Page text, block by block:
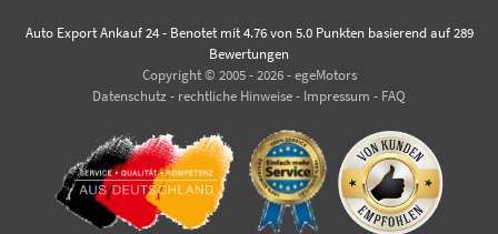
Auto Export Ankauf 24- Benotet mit 4.76von 5.0 Punkten basierend auf 289
Bewertungen
Copyright © 2005 - 2026 - egeMotors
Datenschutz - rechtliche Hinweise - Impressum - FAQ